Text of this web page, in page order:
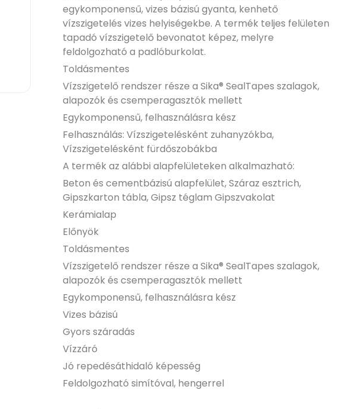
egykomponensű, vizes bázisú gyanta, kenhető
vízszigetelés vizes helyiségekbe. A termék teljes felületen
tapadó vízszigetelő bevonatot képez, melyre
feldolgozható a padlóburkolat.
Toldásmentes
Vízszigetelő rendszer része a Sika® SealTapes szalagok,
alapozók és csemperagasztók mellett
Egykomponensű, felhasználásra kész
Felhasználás: Vízszigetelésként zuhanyzókba,
Vízszigetelésként fürdőszobákba
A termék az alábbi alapfelületeken alkalmazható:
Beton és cementbázisú alapfelület, Száraz esztrich,
Gipszkarton tábla, Gipsz téglam Gipszvakolat
Kerámialap
Előnyök
Toldásmentes
Vízszigetelő rendszer része a Sika® SealTapes szalagok,
alapozók és csemperagasztók mellett
Egykomponensű, felhasználásra kész
Vizes bázisú
Gyors száradás
Vízzáró
Jó repedésáthidaló képesség
Feldolgozható simítóval, hengerrel